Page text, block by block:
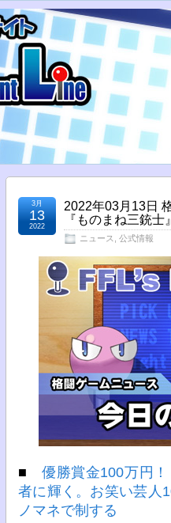
2022年03月13日
『ものまね三銃
ニュース 公式情報
3月
13
2022
■優勝賞金100万円
者に輝く。お笑い芸人
ノマネで制する